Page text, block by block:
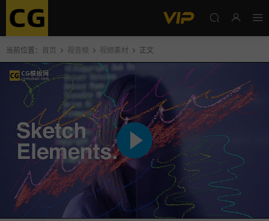
当前位置： 首页 视音频 视频素材 正文